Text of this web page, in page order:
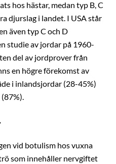
hos hästar, medan typ B, C
djurslag i landet. I USA står
även typ C och D
studie av jordar på 1960-
del av jordprover från
en högre förekomst av
i inlandsjordar (28-45%)
vid botulism hos vuxna
som innehåller nervgiftet